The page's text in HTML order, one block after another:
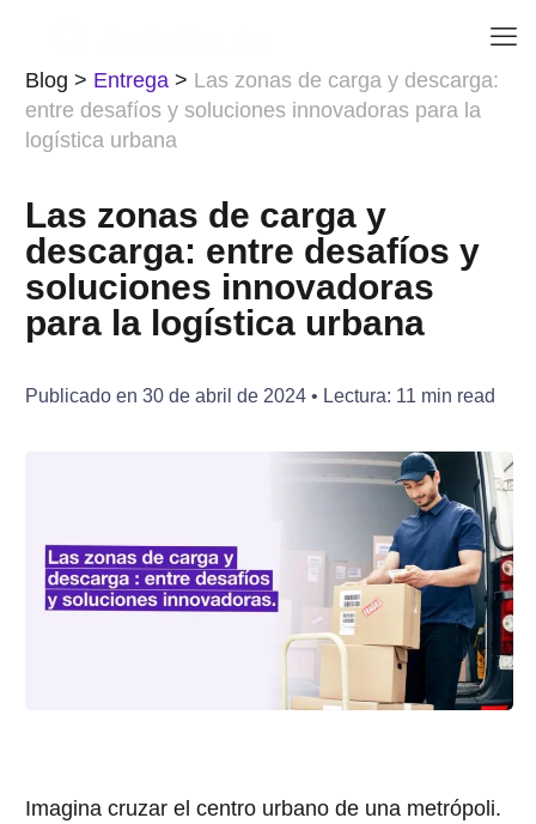
Blog > Entrega > Las zonas de carga y descarga:
entre desafíos y soluciones innovadoras para la
logística urbana
Las zonas de carga y
descarga: entre desafíos y
soluciones innovadoras
para la logística urbana
Publicado en 30 de abril de 2024 • Lectura: 11 min read
Imagina cruzar el centro urbano de una metrópoli.